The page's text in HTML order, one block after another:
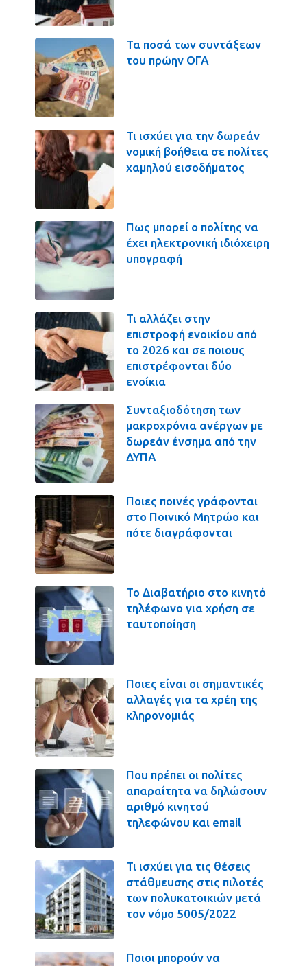
Τα ποσά των συντάξεων
του πρώην ΟΓΑ
Τι ισχύει για την δωρεάν
νομική βοήθεια σε πολίτες
χαμηλού εισοδήματος
Πως μπορεί ο πολίτης να
έχει ηλεκτρονική ιδιόχειρη
υπογραφή
Τι αλλάζει στην
επιστροφή ενοικίου από
το 2026 και σε ποιους
επιστρέφονται δύο
ενοίκια
Συνταξιοδότηση των
μακροχρόνια ανέργων με
δωρεάν ένσημα από την
ΔΥΠΑ
Ποιες ποινές γράφονται
στο Ποινικό Μητρώο και
πότε διαγράφονται
Το Διαβατήριο στο κινητό
τηλέφωνο για χρήση σε
ταυτοποίηση
Ποιες είναι οι σημαντικές
αλλαγές για τα χρέη της
κληρονομιάς
Που πρέπει οι πολίτες
απαραίτητα να δηλώσουν
αριθμό κινητού
τηλεφώνου και email
Τι ισχύει για τις θέσεις
στάθμευσης στις πιλοτές
των πολυκατοικιών μετά
τον νόμο 5005/2022
Ποιοι μπορούν να